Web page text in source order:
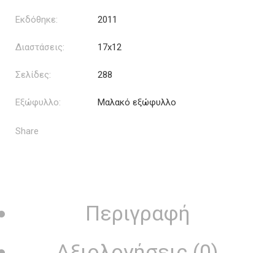
Εκδόθηκε: 2011
Διαστάσεις: 17x12
Σελίδες: 288
Εξώφυλλο: Μαλακό εξώφυλλο
Share
Περιγραφή